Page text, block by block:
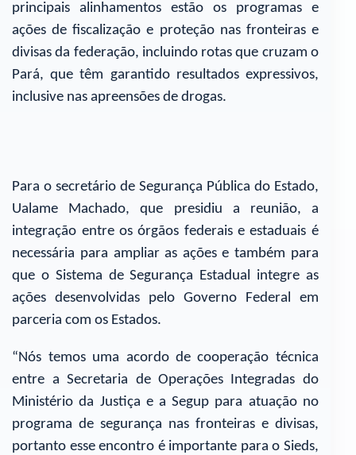
principais alinhamentos estão os programas e
ações de fiscalização e proteção nas fronteiras e
divisas da federação, incluindo rotas que cruzam o
Pará, que têm garantido resultados expressivos,
inclusive nas apreensões de drogas.
Para o secretário de Segurança Pública do Estado,
Ualame Machado, que presidiu a reunião, a
integração entre os órgãos federais e estaduais é
necessária para ampliar as ações e também para
que o Sistema de Segurança Estadual integre as
ações desenvolvidas pelo Governo Federal em
parceria com os Estados.
“Nós temos uma acordo de cooperação técnica
entre a Secretaria de Operações Integradas do
Ministério da Justiça e a Segup para atuação no
programa de segurança nas fronteiras e divisas,
portanto esse encontro é importante para o Sieds,